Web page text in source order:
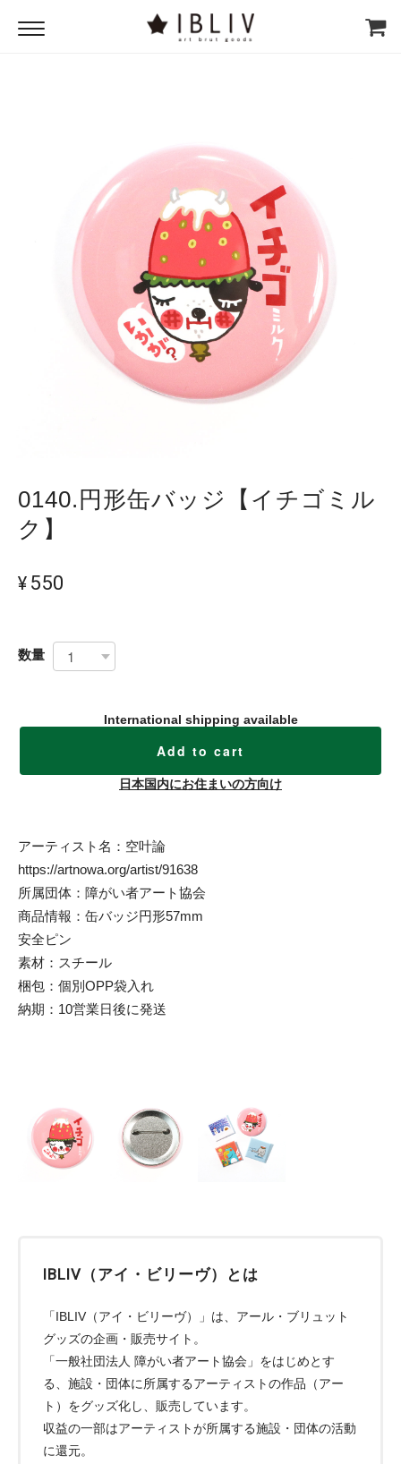
0140.円形缶バッジ【イチゴミル
ク】
¥550
数量
International shipping available
Add to cart
日本国内にお住まいの方向け
アーティスト名：空叶論
https://artnowa.org/artist/91638
所属団体：障がい者アート協会
商品情報：缶バッジ円形57mm
安全ピン
素材：スチール
梱包：個別OPP袋入れ
納期：10営業日後に発送
IBLIV（アイ・ビリーヴ）とは
「IBLIV（アイ・ビリーヴ）」は、アール・ブリュット
グッズの企画・販売サイト。
「一般社団法人 障がい者アート協会」をはじめとす
る、施設・団体に所属するアーティストの作品（アー
ト）をグッズ化し、販売しています。
収益の一部はアーティストが所属する施設・団体の活動
に還元。